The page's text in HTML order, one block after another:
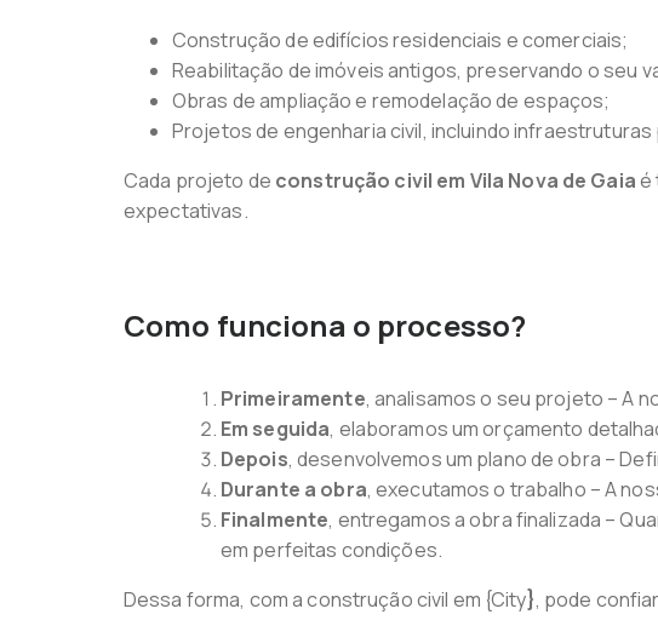
Construção de edifícios residenciais e comerciais;
Reabilitação de imóveis antigos, preservando o seu
Obras de ampliação e remodelação de espaços;
Projetos de engenharia civil, incluindo infraestruturas
Cada projeto de construção civil em Vila Nova de Gaiaé
expectativas.
Como funciona o processo?
Primeiramente, analisamos o seu projeto – A
Em seguida, elaboramos um orçamento
Depois, desenvolvemos um plano de obra –
Durante a obra, executamos o trabalho – A
Finalmente, entregamos a obra finalizada –
em perfeitas condições.
Dessa forma, com a construção civil em {City}, pode